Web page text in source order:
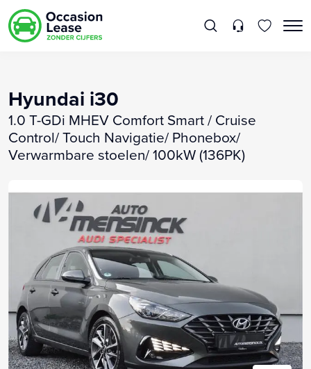
Hyundai i30
1.0 T-GDi MHEV Comfort Smart / Cruise
Control/ Touch Navigatie/ Phonebox/
Verwarmbare stoelen/ 100kW (136PK)